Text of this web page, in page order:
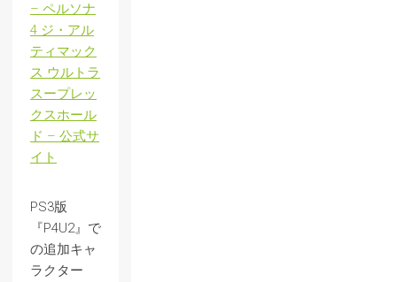
– ペルソナ
4 ジ・アル
ティマック
ス ウルトラ
スープレッ
クスホール
ド – 公式サ
イト
PS3版
『P4U2』で
の追加キャ
ラクター